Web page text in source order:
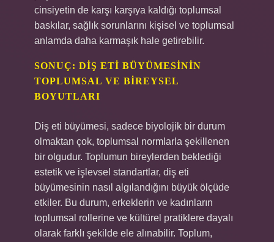
cinsiyetin de karşı karşıya kaldığı toplumsal
baskılar, sağlık sorunlarını kişisel ve toplumsal
anlamda daha karmaşık hale getirebilir.
SONUÇ: DIŞ ETI BÜYÜMESININ
TOPLUMSAL VE BIREYSEL
BOYUTLARI
Diş eti büyümesi, sadece biyolojik bir durum
olmaktan çok, toplumsal normlarla şekillenen
bir olgudur. Toplumun bireylerden beklediği
estetik ve işlevsel standartlar, diş eti
büyümesinin nasıl algılandığını büyük ölçüde
etkiler. Bu durum, erkeklerin ve kadınların
toplumsal rollerine ve kültürel pratiklere dayalı
olarak farklı şekilde ele alınabilir. Toplum,